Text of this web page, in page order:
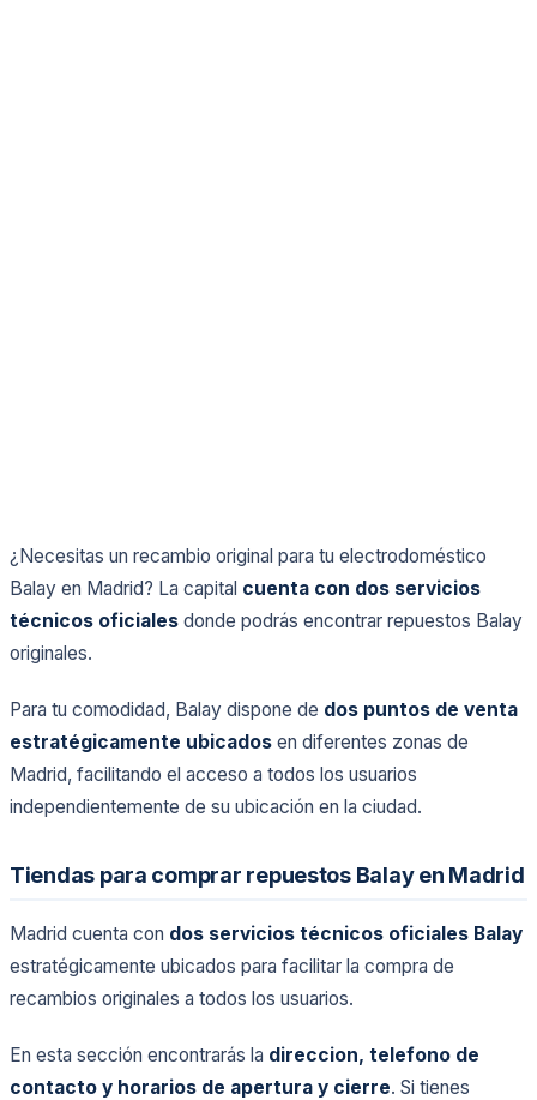
¿Necesitas un recambio original para tu electrodoméstico
Balay en Madrid? La capital cuenta con dos servicios
técnicos oficiales donde podrás encontrar repuestos Balay
originales.
Para tu comodidad, Balay dispone de dos puntos de venta
estratégicamente ubicados en diferentes zonas de
Madrid, facilitando el acceso a todos los usuarios
independientemente de su ubicación en la ciudad.
Tiendas para comprar repuestos Balay en Madrid
Madrid cuenta con dos servicios técnicos oficiales Balay
estratégicamente ubicados para facilitar la compra de
recambios originales a todos los usuarios.
En esta sección encontrarás la direccion, telefono de
contacto y horarios de apertura y cierre. Si tienes